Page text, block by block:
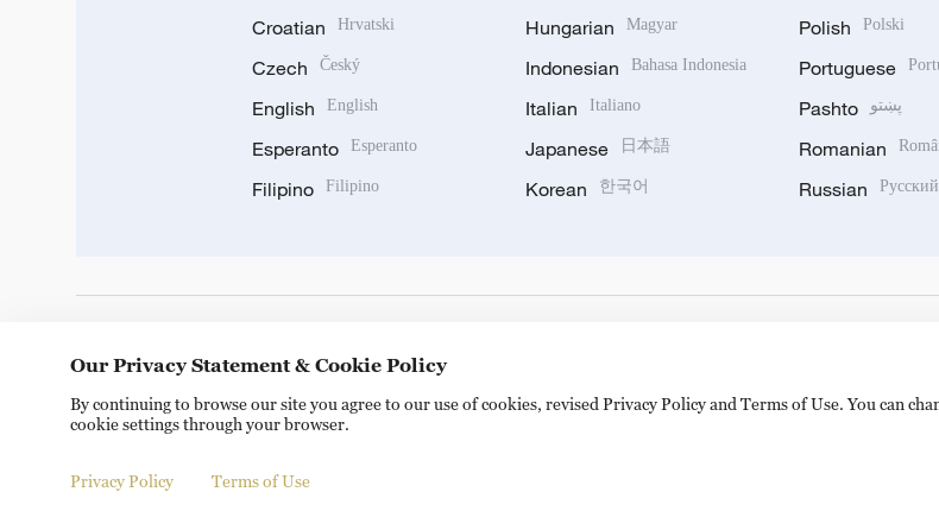
Croatian Hrvatski
Czech Český
English English
Esperanto Esperanto
Filipino Filipino
Hungarian Magyar
Indonesian Bahasa Indonesia
Italian Italiano
Japanese 日本語
Korean 한국어
Polish Polski
Portuguese
Pashto پښتو
Romanian
Russian Русский
Copyright © 2024 CGTN. 京ICP备20000184号
Our Privacy Statement & Cookie Policy
By continuing to browse our site you agree to our use of cookies, revised Privacy Policy and Terms of Use. You can
cookie settings through your browser.
Privacy Policy Terms of Use